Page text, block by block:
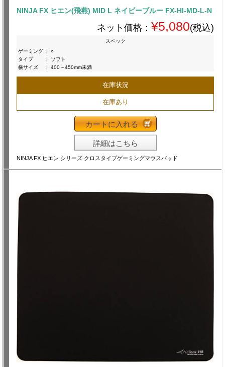
NINJA FX ヒエン(飛燕) MID L ネイビーブルー FX-HI-MD-L-N
ネット価格： ¥5,080(税込)
スペック
ゲーミング :
○
タイプ
:
ソフト
横サイズ
: 400～450mm未満
在庫状況
在庫あり
カートに入れる
詳細はこちら
NINJA FX ヒエン シリーズ クロスタイプゲーミングマウスパッド